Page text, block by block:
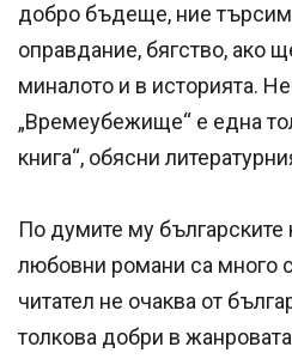
добро бъдеще, ние
оправдание, бягство, ако
миналото и в историята.
„Времеубежище“ е една
книга“, обясни
По думите му българските
любовни романи са много
читател не очаква от
толкова добри в